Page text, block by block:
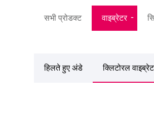
सभी प्रोडक्ट वाइब्रेटर
हिलते हुए अंडे क्लिटोरल